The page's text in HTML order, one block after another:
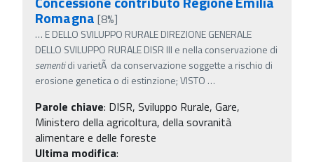
Romagna [8%]
… E DELLO SVILUPPO RURALE DIREZIONE GENERALE
DELLO SVILUPPO RURALE DISR III e nella conservazione di
sementidi varietÃ da conservazione soggette a rischio di
erosione genetica o di estinzione; VISTO …
Parole chiave: DISR, Sviluppo Rurale, Gare,
Ministero della agricoltura, della sovranità
alimentare e delle foreste
Ultima modifica: